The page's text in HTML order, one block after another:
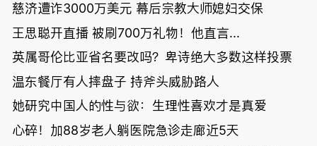
慈济遭诈3000万美元 幕后宗教大师媳妇交保
王思聪开直播 被刷700万礼物！他直言...
英属哥伦比亚省名要改吗？卑诗绝大多数这样投票
温东餐厅有人摔盘子 持斧头威胁路人
她研究中国人的性与欲：生理性喜欢才是真爱
心碎！加88岁老人躺医院急诊走廊近5天